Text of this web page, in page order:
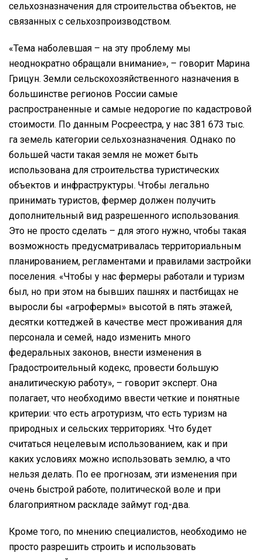
сельхозназначения для строительства объектов, не
связанных с сельхозпроизводством.
«Тема наболевшая – на эту проблему мы
неоднократно обращали внимание», – говорит Марина
Грицун. Земли сельскохозяйственного назначения в
большинстве регионов России самые
распространенные и самые недорогие по кадастровой
стоимости. По данным Росреестра, у нас 381 673 тыс.
га земель категории сельхозназначения. Однако по
большей части такая земля не может быть
использована для строительства туристических
объектов и инфраструктуры. Чтобы легально
принимать туристов, фермер должен получить
дополнительный вид разрешенного использования.
Это не просто сделать – для этого нужно, чтобы такая
возможность предусматривалась территориальным
планированием, регламентами и правилами застройки
поселения. «Чтобы у нас фермеры работали и туризм
был, но при этом на бывших пашнях и пастбищах не
выросли бы «агрофермы» высотой в пять этажей,
десятки коттеджей в качестве мест проживания для
персонала и семей, надо изменить много
федеральных законов, внести изменения в
Градостроительный кодекс, провести большую
аналитическую работу», – говорит эксперт. Она
полагает, что необходимо ввести четкие и понятные
критерии: что есть агротуризм, что есть туризм на
природных и сельских территориях. Что будет
считаться нецелевым использованием, как и при
каких условиях можно использовать землю, а что
нельзя делать. По ее прогнозам, эти изменения при
очень быстрой работе, политической воле и при
благоприятном раскладе займут год-два.
Кроме того, по мнению специалистов, необходимо не
просто разрешить строить и использовать